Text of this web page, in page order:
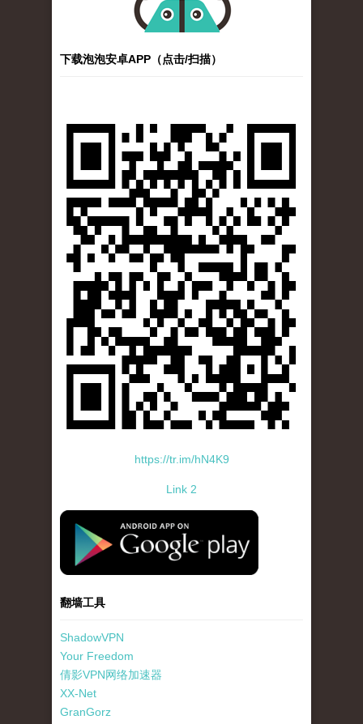
下载泡泡安卓APP（点击/扫描）
https://tr.im/hN4K9
Link 2
standard-icon-googleplay-app-store.png
翻墙工具
ShadowVPN
Your Freedom
倩影VPN网络加速器
XX-Net
GranGorz